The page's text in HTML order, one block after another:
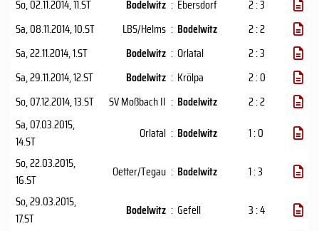
So, 02.11.2014, 11.ST Bodelwitz : Ebersdorf
2 : 3
Sa, 08.11.2014, 10.ST LBS/Helms : Bodelwitz
2 : 2
Sa, 22.11.2014, 1.ST Bodelwitz : Orlatal
2 : 3
Sa, 29.11.2014, 12.ST Bodelwitz : Krölpa
2 : 0
So, 07.12.2014, 13.ST SV Moßbach II : Bodelwitz
2 : 2
Sa, 07.03.2015,
14.ST
Orlatal : Bodelwitz
1 : 0
So, 22.03.2015,
16.ST
Oetter/Tegau : Bodelwitz
1 : 3
So, 29.03.2015,
17.ST
Bodelwitz : Gefell
3 : 4